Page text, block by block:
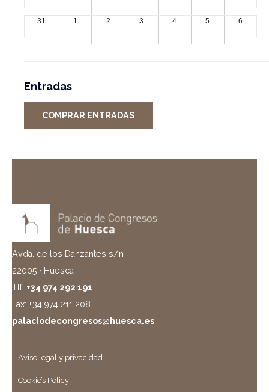
31 1 2 3 4 5 6
Entradas
COMPRAR ENTRADAS
Avda. de los Danzantes s/n
22005 · Huesca
Tlf: +34 974 292 191
Fax: +34 974 211 208
palaciodecongresos@huesca.es
Aviso legal y privacidad
Cookie’s Policy